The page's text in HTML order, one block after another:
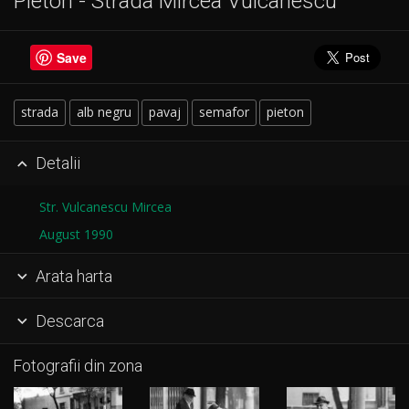
Save
strada alb negru pavaj semafor pieton
 Detalii
Str. Vulcanescu Mircea
August 1990
 Arata harta
 Descarca
Fotografii din zona